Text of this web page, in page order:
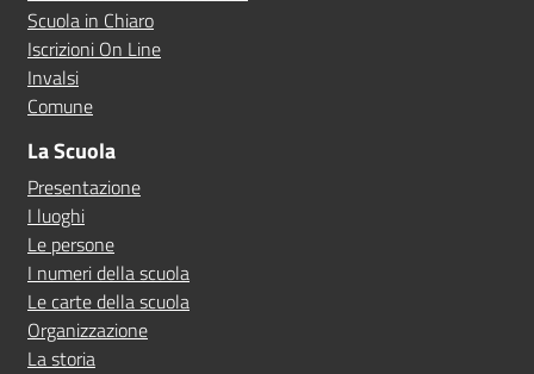
Scuola in Chiaro
Iscrizioni On Line
Invalsi
Comune
La Scuola
Presentazione
I luoghi
Le persone
I numeri della scuola
Le carte della scuola
Organizzazione
La storia